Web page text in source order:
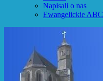
Napisali o nas
Ewangelickie ABC